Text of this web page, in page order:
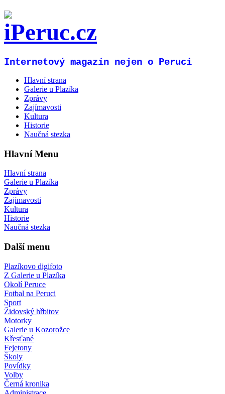
Internetový magazín nejen o Peruci
Hlavní strana
Galerie u Plazíka
Zprávy
Zajímavosti
Kultura
Historie
Naučná stezka
Hlavní Menu
Hlavní strana
Galerie u Plazíka
Zprávy
Zajímavosti
Kultura
Historie
Naučná stezka
Další menu
Plazíkovo digifoto
Z Galerie u Plazíka
Okolí Peruce
Fotbal na Peruci
Sport
Židovský hřbitov
Motorky
Galerie u Kozorožce
Křesťané
Fejetony
Školy
Povídky
Volby
Černá kronika